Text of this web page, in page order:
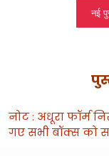
नई
नोट : अधूरा फॉर्म
गए सभी बॉक्स को